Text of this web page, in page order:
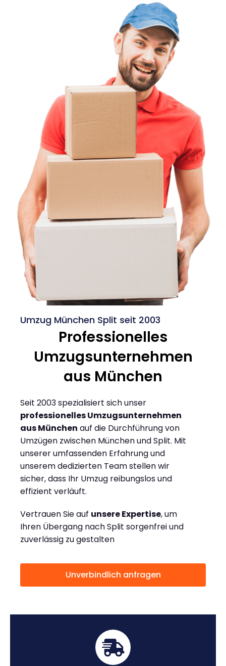
Umzug München Split seit 2003
Professionelles
Umzugsunternehmen
aus München
Seit 2003 spezialisiert sich unser
professionelles Umzugsunternehmen
aus München auf die Durchführung von
Umzügen zwischen München und Split. Mit
unserer umfassenden Erfahrung und
unserem dedizierten Team stellen wir
sicher, dass Ihr Umzug reibungslos und
effizient verläuft.
Vertrauen Sie auf unsere Expertise, um
Ihren Übergang nach Split sorgenfrei und
zuverlässig zu gestalten
Unverbindlich anfragen